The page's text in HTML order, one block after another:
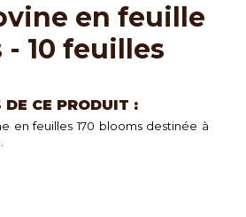
- 10 feuilles
CE PRODUIT :
en feuilles 170 blooms destinée à